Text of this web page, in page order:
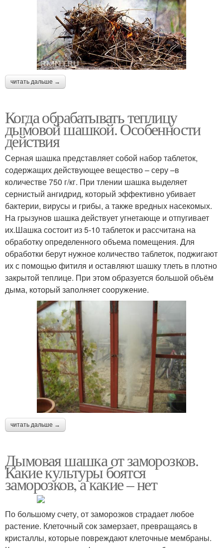
читать дальше →
Когда обрабатывать теплицу
дымовой шашкой. Особенности
действия
Серная шашка представляет собой набор таблеток,
содержащих действующее вещество – серу –в
количестве 750 г/кг. При тлении шашка выделяет
сернистый ангидрид, который эффективно убивает
бактерии, вирусы и грибы, а также вредных насекомых.
На грызунов шашка действует угнетающе и отпугивает
их.Шашка состоит из 5-10 таблеток и рассчитана на
обработку определенного объема помещения. Для
обработки берут нужное количество таблеток, поджигают
их с помощью фитиля и оставляют шашку тлеть в плотно
закрытой теплице. При этом образуется большой объём
дыма, который заполняет сооружение.
читать дальше →
Дымовая шашка от заморозков.
Какие культуры боятся
заморозков, а какие – нет
По большому счету, от заморозков страдает любое
растение. Клеточный сок замерзает, превращаясь в
кристаллы, которые повреждают клеточные мембраны.